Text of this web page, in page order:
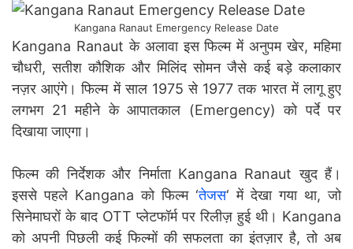
Kangana Ranaut Emergency Release Date
Kangana Ranaut के अलावा इस फिल्म में अनुपम खेर, महिमा
चौधरी, सतीश कौशिक और मिलिंद सोमन जैसे कई बड़े कलाकार
नज़र आएंगे। फिल्म में साल 1975 से 1977 तक भारत में लागू हुए
लगभग 21 महीने के आपातकाल (Emergency) को पर्दे पर
दिखाया जाएगा।
फिल्म की निर्देशक और निर्माता Kangana Ranaut खुद हैं।
इससे पहले Kangana को फिल्म ‘तेजस‘ में देखा गया था, जो
सिनेमाघरों के बाद OTT प्लेटफॉर्म पर रिलीज़ हुई थी। Kangana
को अपनी पिछली कई फिल्मों की सफलता का इंतज़ार है, तो अब